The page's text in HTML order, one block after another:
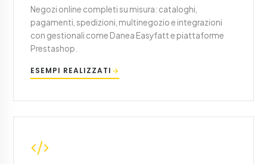
Negozi online completi su misura: cataloghi,
pagamenti, spedizioni, multinegozio e integrazioni
con gestionali come Danea Easyfatt e piattaforme
Prestashop.
ESEMPI REALIZZATI